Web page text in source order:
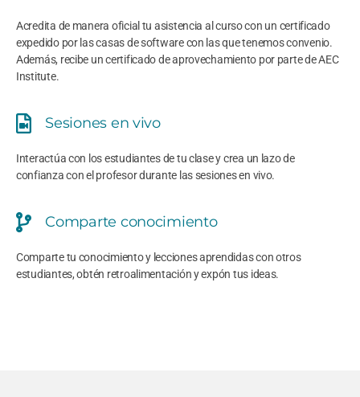
Acredita de manera oficial tu asistencia al curso con un certificado
expedido por las casas de software con las que tenemos convenio.
Además, recibe un certificado de aprovechamiento por parte de AEC
Institute.
Sesiones en vivo
Interactúa con los estudiantes de tu clase y crea un lazo de
confianza con el profesor durante las sesiones en vivo.
Comparte conocimiento
Comparte tu conocimiento y lecciones aprendidas con otros
estudiantes, obtén retroalimentación y expón tus ideas.